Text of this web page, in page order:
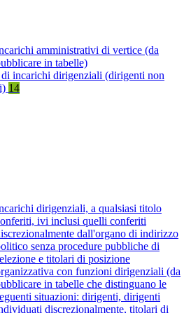
amministrativi di vertice (da
in tabelle)
incarichi dirigenziali (dirigenti non
14
dirigenziali, a qualsiasi titolo
ivi inclusi quelli conferiti
dall'organo di indirizzo
senza procedure pubbliche di
e titolari di posizione
con funzioni dirigenziali (da
in tabelle che distinguano le
situazioni: dirigenti, dirigenti
discrezionalmente, titolari di